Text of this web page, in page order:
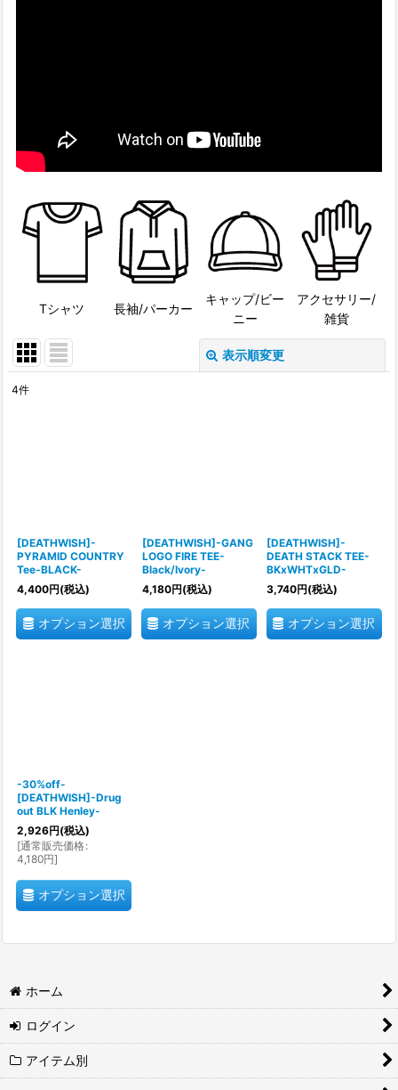
Tシャツ 長袖/パーカー
キャップ/ビー
ニー
アクセサリー/
雑貨
表示順変更
4件
[DEATHWISH]-
PYRAMID COUNTRY
Tee-BLACK-
4,400円(税込)
オプション選択
[DEATHWISH]-GANG
LOGO FIRE TEE-
Black/Ivory-
4,180円(税込)
オプション選択
[DEATHWISH]-
DEATH STACK TEE-
BKxWHTxGLD-
3,740円(税込)
オプション選択
-30%off-
[DEATHWISH]-Drug
out BLK Henley-
2,926円(税込)
[通常販売価格:
4,180円]
オプション選択
ホーム
ログイン
アイテム別